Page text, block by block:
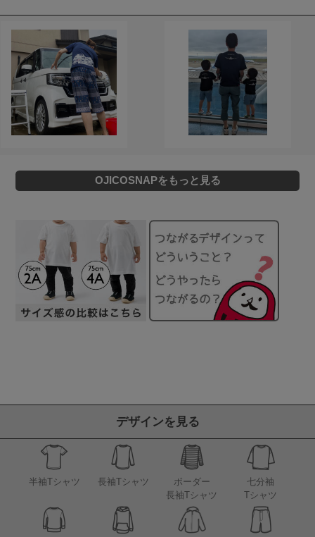
OJICOSNAPをもっと見る
デザインを見る
半袖Tシャツ 長袖Tシャツ
ボーダー
長袖Tシャツ
七分袖
Tシャツ